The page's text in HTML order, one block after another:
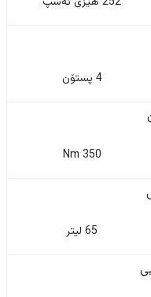
4 پستۆن
350 Nm
65 لیتر